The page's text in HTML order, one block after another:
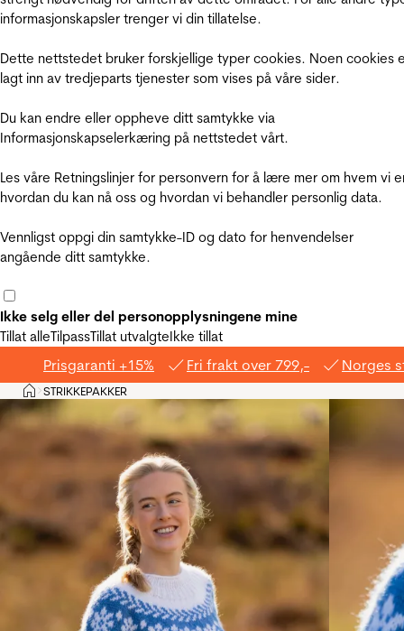
informasjonskapsler trenger vi din tillatelse.
Dette nettstedet bruker forskjellige typer cookies. Noen cookies
lagt inn av tredjeparts tjenester som vises på våre sider.
Du kan endre eller oppheve ditt samtykke via
Informasjonskapselerkæring på nettstedet vårt.
Les våre Retningslinjer for personvern for å lære mer om hvem vi
hvordan du kan nå oss og hvordan vi behandler personlig data.
Vennligst oppgi din samtykke-ID og dato for henvendelser
angående ditt samtykke.
Ikke selg eller del personopplysningene mine
Tillat alleTilpassTillat utvalgteIkke tillat
Prisgaranti +15% Fri frakt over 799,- Norges
Hjem
>STRIKKEPAKKER